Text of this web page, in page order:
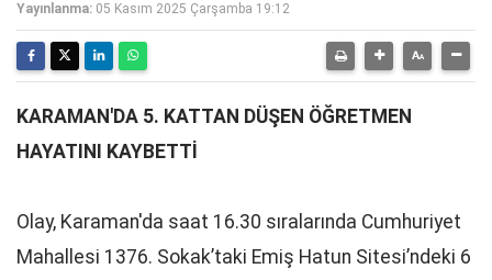
Yayınlanma: 05 Kasım 2025 Çarşamba 19:12
KARAMAN'DA 5. KATTAN DÜŞEN ÖĞRETMEN
HAYATINI KAYBETTİ
Olay, Karaman'da saat 16.30 sıralarında Cumhuriyet
Mahallesi 1376. Sokak’taki Emiş Hatun Sitesi’ndeki 6